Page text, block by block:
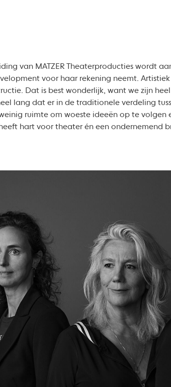
van MATZER Theaterproducties wordt
voor haar rekening neemt.
Dat is best wonderlijk, want we zijn
lang dat er in de traditionele verdeling
ruimte om woeste ideeën op te
hart voor theater én een ondernemend